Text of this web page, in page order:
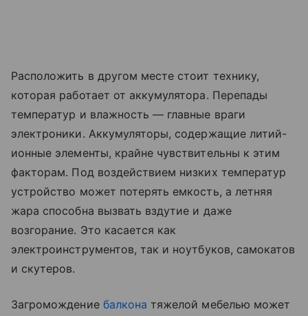
Расположить в другом месте стоит технику,
которая работает от аккумулятора. Перепады
температур и влажность — главные враги
электроники. Аккумуляторы, содержащие литий-
ионные элементы, крайне чувствительны к этим
факторам. Под воздействием низких температур
устройство может потерять емкость, а летняя
жара способна вызвать вздутие и даже
возгорание. Это касается как
электроинструментов, так и ноутбуков, самокатов
и скутеров.
Загромождение балкона тяжелой мебелью может